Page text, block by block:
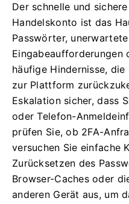
Der schnelle und
Handelskonto ist das
Passwörter,
Eingabeaufforderungen
häufige Hindernisse,
zur Plattform
Eskalation sicher, dass
oder Telefon-
prüfen Sie, ob 2FA-
versuchen Sie einfache
Zurücksetzen des
Browser-Caches oder
anderen Gerät aus, um